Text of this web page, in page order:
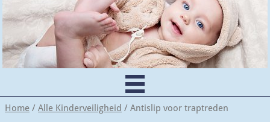
Home / Alle Kinderveiligheid / Antislip voor traptreden